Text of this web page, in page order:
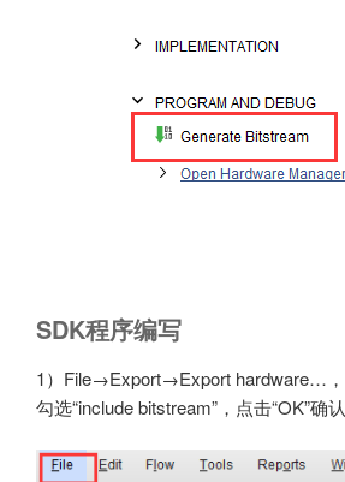
SDK程序编写
1）File→Export→Export hardware…，
勾选“include bitstream”，点击“OK”确